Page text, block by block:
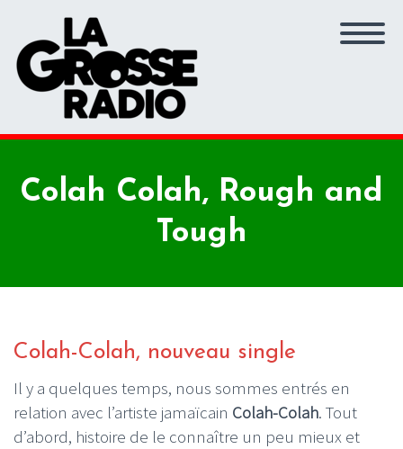
Colah Colah, Rough and
Tough
Colah-Colah, nouveau single
Il y a quelques temps, nous sommes entrés en
relation avec l’artiste jamaïcain Colah-Colah. Tout
d’abord, histoire de le connaître un peu mieux et